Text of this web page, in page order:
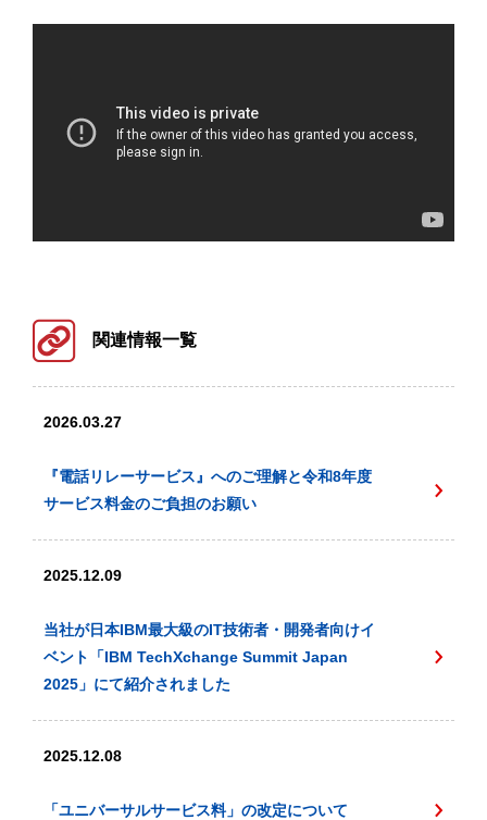
関連情報一覧
2026.03.27
『電話リレーサービス』へのご理解と令和8年度
サービス料金のご負担のお願い
2025.12.09
当社が日本IBM最大級のIT技術者・開発者向けイ
ベント「IBM TechXchange Summit Japan
2025」にて紹介されました
2025.12.08
「ユニバーサルサービス料」の改定について